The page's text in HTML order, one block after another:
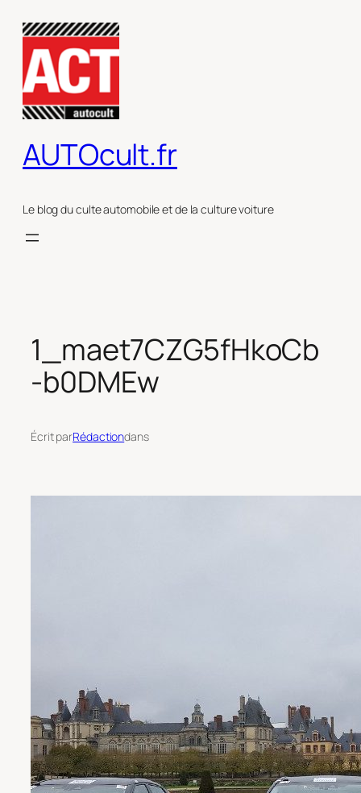
contenu
AUTOcult.fr
Le blog du culte automobile et de la culture voiture
1_maet7CZG5fHkoCb
-b0DMEw
Écrit parRédactiondans